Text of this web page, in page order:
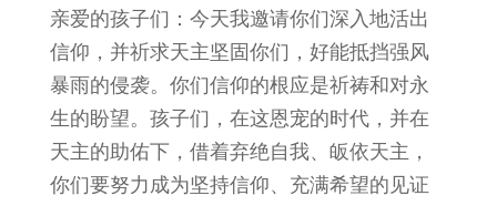
亲爱的孩子们：今天我邀请你们深入地活出
信仰，并祈求天主坚固你们，好能抵挡强风
暴雨的侵袭。你们信仰的根应是祈祷和对永
生的盼望。孩子们，在这恩宠的时代，并在
天主的助佑下，借着弃绝自我、皈依天主，
你们要努力成为坚持信仰、充满希望的见证